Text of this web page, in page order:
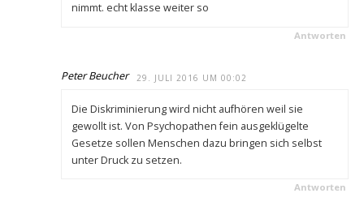
nimmt. echt klasse weiter so
Antworten
Peter Beucher 29. JULI 2016 UM 00:02
Die Diskriminierung wird nicht aufhören weil sie
gewollt ist. Von Psychopathen fein ausgeklügelte
Gesetze sollen Menschen dazu bringen sich selbst
unter Druck zu setzen.
Antworten